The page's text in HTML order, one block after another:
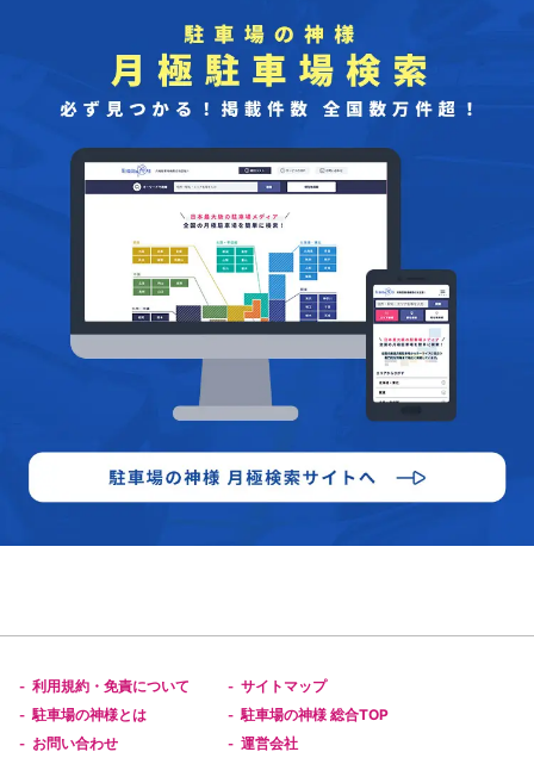
- 利用規約・免責について - サイトマップ
- 駐車場の神様とは - 駐車場の神様 総合TOP
- お問い合わせ - 運営会社